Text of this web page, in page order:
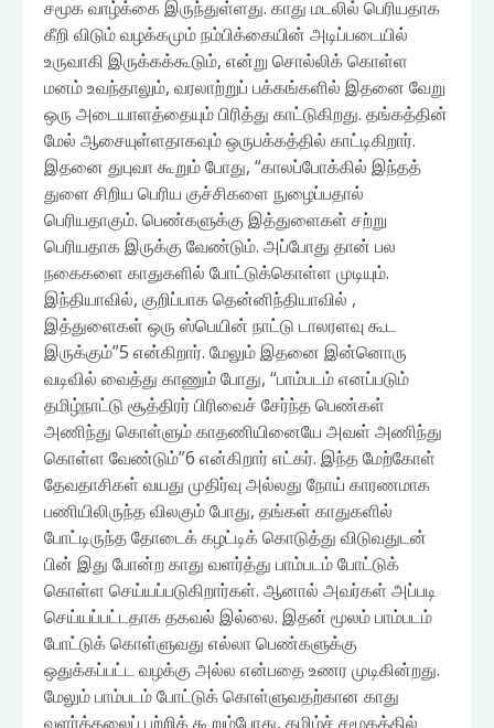
சமூக வாழ்க்கை இருந்துள்ளது. காது மடலில் பெரியதாக
கீறி விடும் வழக்கமும் நம்பிக்கையின் அடிப்படையில்
உருவாகி இருக்கக்கூடும், என்று சொல்லிக் கொள்ள
மனம் உவந்தாலும், வரலாற்றுப் பக்கங்களில் இதனை வேறு
ஒரு அடையாளத்தையும் பிரித்து காட்டுகிறது. தங்கத்தின்
மேல் ஆசையுள்ளதாகவும் ஒருபக்கத்தில் காட்டிகிறார்.
இதனை துபுவா கூறும் போது, “காலப்போக்கில் இந்தத்
துளை சிறிய பெரிய குச்சிகளை நுழைப்பதால்
பெரியதாகும். பெண்களுக்கு இத்துளைகள் சற்று
பெரியதாக இருக்கு வேண்டும். அப்போது தான் பல
நகைகளை காதுகளில் போட்டுக்கொள்ள முடியும்.
இந்தியாவில், குறிப்பாக தென்னிந்தியாவில் ,
இத்துளைகள் ஒரு ஸ்பெயின் நாட்டு டாலரளவு கூட
இருக்கும்”5 என்கிறார். மேலும் இதனை இன்னொரு
வடிவில் வைத்து காணும் போது, “பாம்படம் எனப்படும்
தமிழ்நாட்டு சூத்திரர் பிரிவைச் சேர்ந்த பெண்கள்
அணிந்து கொள்ளும் காதணியினையே அவள் அணிந்து
கொள்ள வேண்டும்”6 என்கிறார் எட்கர். இந்த மேற்கோள்
தேவதாசிகள் வயது முதிர்வு அல்லது நோய் காரணமாக
பணியிலிருந்த விலகும் போது, தங்கள் காதுகளில்
போட்டிருந்த தோடைக் கழட்டிக் கொடுத்து விடுவதுடன்
பின் இது போன்ற காது வளர்த்து பாம்படம் போட்டுக்
கொள்ள செய்யப்படுகிறார்கள். ஆனால் அவர்கள் அப்படி
செய்யப்பட்டதாக தகவல் இல்லை. இதன் மூலம் பாம்படம்
போட்டுக் கொள்ளுவது எல்லா பெண்களுக்கு
ஒதுக்கப்பட்ட வழக்கு அல்ல என்பதை உணர முடிகின்றது.
மேலும் பாம்படம் போட்டுக் கொள்ளுவதற்கான காது
வளர்த்தலைப் பற்றிக் கூறும்போது, தமிழ்ச் சமூகத்தில்